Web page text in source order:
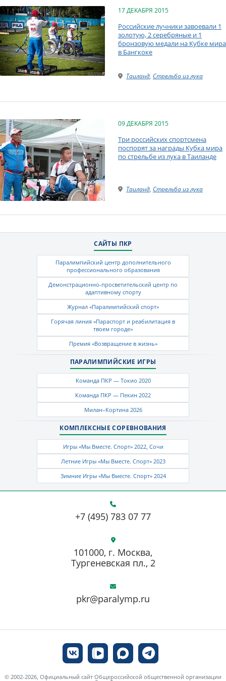
17 ДЕКАБРЯ 2015
Российские лучники завоевали 1
золотую, 2 серебряные и 1
бронзовую медали на Кубке мира
в Бангкоке
Таиланд, Стрельба из лука
09 ДЕКАБРЯ 2015
Три российских спортсмена
поспорят за награды Кубка мира
по стрельбе из лука в Таиланде
Таиланд, Стрельба из лука
САЙТЫ ПКР
Паралимпийский центр дополнительного
профессионального образования
Демонстрационно-просветительский центр по
адаптивному спорту
Журнал «Паралимпийский спорт»
Горячая линия «Параспорт и реабилитация в
твоем городе»
Премия «Возвращение в жизнь»
ПАРАЛИМПИЙСКИЕ ИГРЫ
Команда ПКР — Токио 2020
Команда ПКР — Пекин 2022
Милан–Кортина 2026
КОМПЛЕКСНЫЕ СОРЕВНОВАНИЯ
Игры «Мы Вместе. Спорт» 2022, Сочи
Летние Игры «Мы Вместе. Спорт» 2023
Зимние Игры «Мы Вместе. Спорт» 2024
+7 (495) 783 07 77
pkr@paralymp.ru
101000, г. Москва,
Тургеневская пл., 2
© 2002-2026, Официальный сайт Общероссийской общественной организации